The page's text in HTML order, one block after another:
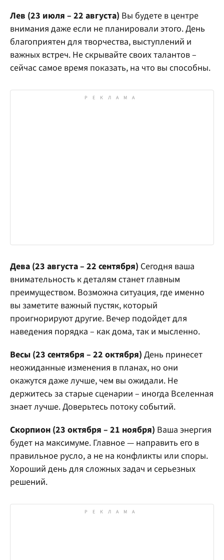
Лев (23 июля – 22 августа) Вы будете в центре
внимания даже если не планировали этого. День
благоприятен для творчества, выступлений и
важных встреч. Не скрывайте своих талантов –
сейчас самое время показать, на что вы способны.
Дева (23 августа – 22 сентября) Сегодня ваша
внимательность к деталям станет главным
преимуществом. Возможна ситуация, где именно
вы заметите важный пустяк, который
проигнорируют другие. Вечер подойдет для
наведения порядка – как дома, так и мысленно.
Весы (23 сентября – 22 октября) День принесет
неожиданные изменения в планах, но они
окажутся даже лучше, чем вы ожидали. Не
держитесь за старые сценарии – иногда Вселенная
знает лучше. Доверьтесь потоку событий.
Скорпион (23 октября – 21 ноября) Ваша энергия
будет на максимуме. Главное — направить его в
правильное русло, а не на конфликты или споры.
Хороший день для сложных задач и серьезных
решений.